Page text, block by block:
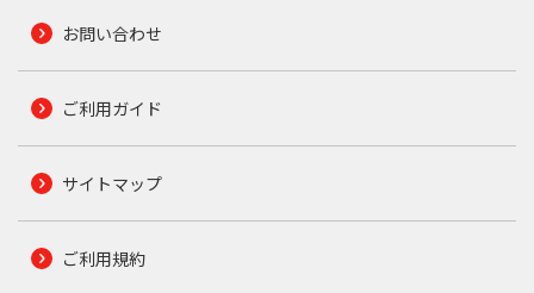
お問い合わせ
ご利用ガイド
サイトマップ
ご利用規約